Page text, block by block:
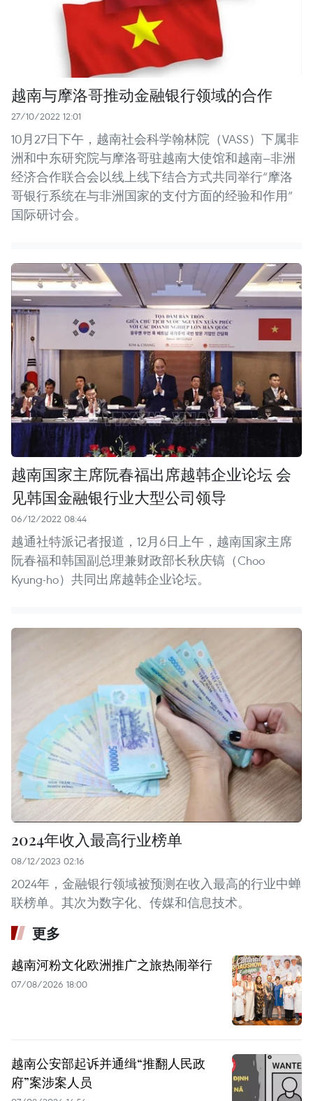
越南与摩洛哥推动金融银行领域的合作
27/10/2022 12:01
10月27日下午，越南社会科学翰林院（VASS）下属非
洲和中东研究院与摩洛哥驻越南大使馆和越南—非洲
经济合作联合会以线上线下结合方式共同举行“摩洛
哥银行系统在与非洲国家的支付方面的经验和作用”
国际研讨会。
越南国家主席阮春福出席越韩企业论坛 会
见韩国金融银行业大型公司领导
06/12/2022 08:44
越通社特派记者报道，12月6日上午，越南国家主席
阮春福和韩国副总理兼财政部长秋庆镐（Choo
Kyung-ho）共同出席越韩企业论坛。
2024年收入最高行业榜单
08/12/2023 02:16
2024年，金融银行领域被预测在收入最高的行业中蝉
联榜单。其次为数字化、传媒和信息技术。
更多
越南河粉文化欧洲推广之旅热闹举行
07/08/2026 18:00
越南公安部起诉并通缉“推翻人民政
府”案涉案人员